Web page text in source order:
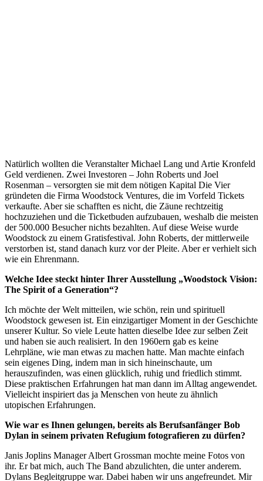
Natürlich wollten die Veranstalter Michael Lang und Artie Kronfeld
Geld verdienen. Zwei Investoren – John Roberts und Joel
Rosenman – versorgten sie mit dem nötigen Kapital Die Vier
gründeten die Firma Woodstock Ventures, die im Vorfeld Tickets
verkaufte. Aber sie schafften es nicht, die Zäune rechtzeitig
hochzuziehen und die Ticketbuden aufzubauen, weshalb die meisten
der 500.000 Besucher nichts bezahlten. Auf diese Weise wurde
Woodstock zu einem Gratisfestival. John Roberts, der mittlerweile
verstorben ist, stand danach kurz vor der Pleite. Aber er verhielt sich
wie ein Ehrenmann.
Welche Idee steckt hinter Ihrer Ausstellung „Woodstock Vision:
The Spirit of a Generation“?
Ich möchte der Welt mitteilen, wie schön, rein und spirituell
Woodstock gewesen ist. Ein einzigartiger Moment in der Geschichte
unserer Kultur. So viele Leute hatten dieselbe Idee zur selben Zeit
und haben sie auch realisiert. In den 1960ern gab es keine
Lehrpläne, wie man etwas zu machen hatte. Man machte einfach
sein eigenes Ding, indem man in sich hineinschaute, um
herauszufinden, was einen glücklich, ruhig und friedlich stimmt.
Diese praktischen Erfahrungen hat man dann im Alltag angewendet.
Vielleicht inspiriert das ja Menschen von heute zu ähnlich
utopischen Erfahrungen.
Wie war es Ihnen gelungen, bereits als Berufsanfänger Bob
Dylan in seinem privaten Refugium fotografieren zu dürfen?
Janis Joplins Manager Albert Grossman mochte meine Fotos von
ihr. Er bat mich, auch The Band abzulichten, die unter anderem.
Dylans Begleitgruppe war. Dabei haben wir uns angefreundet. Mir